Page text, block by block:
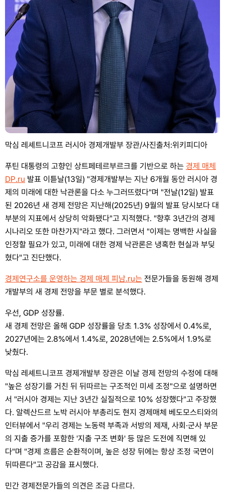
막심 레셰트니코프 러시아 경제개발부 장관/사진출처:위키피디아
푸틴 대통령의 고향인 상트페테르부르크를 기반으로 하는 경제 매체
DP.ru 발표 이튿날(13일) "경제개발부는 지난 6개월 동안 러시아 경
제의 미래에 대한 낙관론을 다소 누그러뜨렸다"며 "전날(12일) 발표
된 2026년 새 경제 전망은 지난해(2025년) 9월의 발표 당시보다 대
부분의 지표에서 상당히 악화됐다"고 지적했다. "향후 3년간의 경제
시나리오 또한 마찬가지"라고 했다. 그러면서 "이제는 명백한 사실을
인정할 필요가 있고, 미래에 대한 경제 낙관론은 냉혹한 현실과 부딪
혔다"고 진단했다.
경제연구소를 운영하는 경제 매체 피남.ru는전문가들을 동원해 경제
개발부의 새 경제 전망을 부문 별로 분석했다.
우선, GDP 성장률.
새 경제 전망은 올해 GDP 성장률을 당초 1.3% 성장에서 0.4%로,
2027년에는 2.8%에서 1.4%로, 2028년에는 2.5%에서 1.9%로
낮췄다.
막심 레셰트니코프 경제개발부 장관은 이날 경제 전망의 수정에 대해
"높은 성장기를 거친 뒤 뒤따르는 구조적인 미세 조정"으로 설명하면
서 "러시아 경제는 지난 3년간 실질적으로 10% 성장했다"고 주장했
다. 알렉산드르 노박 러시아 부총리도 현지 경제매체 베도모스티와의
인터뷰에서 "우리 경제는 노동력 부족과 서방의 제재, 사회·군사 부문
의 지출 증가를 포함한 '지출 구조 변화' 등 많은 도전에 직면해 있
다"며 "경제 흐름은 순환적이며, 높은 성장 뒤에는 항상 조정 국면이
뒤따른다"고 공감을 표시했다.
민간 경제전문가들의 의견은 조금 다르다.